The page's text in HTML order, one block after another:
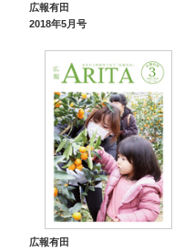
広報有田
2018年5月号
広報有田